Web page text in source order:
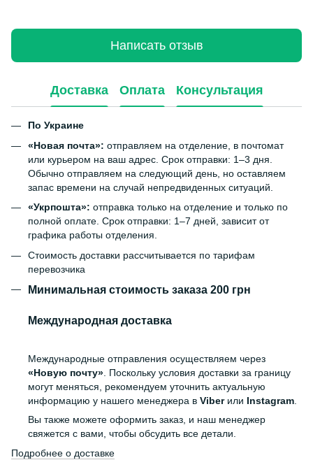
Написать отзыв
Доставка Оплата Консультация
По Украине
«Новая почта»: отправляем на отделение, в почтомат
или курьером на ваш адрес. Срок отправки: 1–3 дня.
Обычно отправляем на следующий день, но оставляем
запас времени на случай непредвиденных ситуаций.
«Укрпошта»: отправка только на отделение и только по
полной оплате. Срок отправки: 1–7 дней, зависит от
графика работы отделения.
Стоимость доставки рассчитывается по тарифам
перевозчика
Минимальная стоимость заказа 200 грн
Международная доставка
Международные отправления осуществляем через
«Новую почту» . Поскольку условия доставки за границу
могут меняться, рекомендуем уточнить актуальную
информацию у нашего менеджера в Viberили Instagram
Вы также можете оформить заказ, и наш менеджер
свяжется с вами, чтобы обсудить все детали.
Подробнее о доставке